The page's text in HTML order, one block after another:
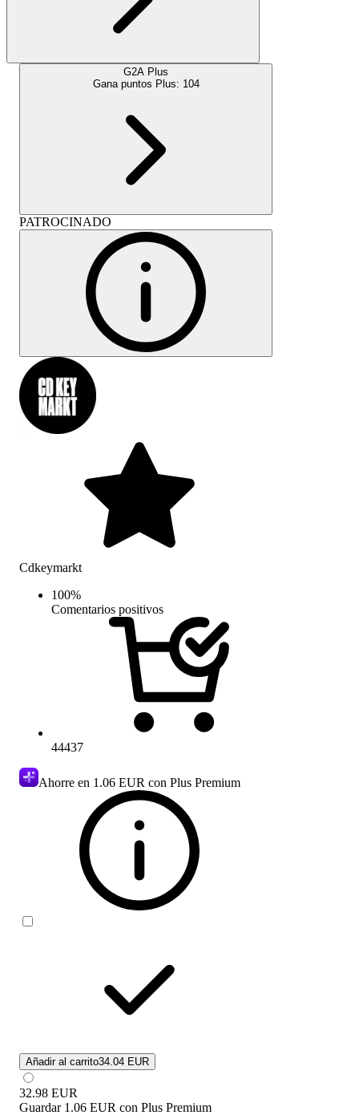
G2A Plus
Gana puntos Plus: 104
PATROCINADO
Cdkeymarkt
100%
Comentarios positivos
44437
Ahorre en 1.06 EUR con Plus Premium
Añadir al carrito34.04 EUR
32.98 EUR
Guardar 1.06 EUR con Plus Premium